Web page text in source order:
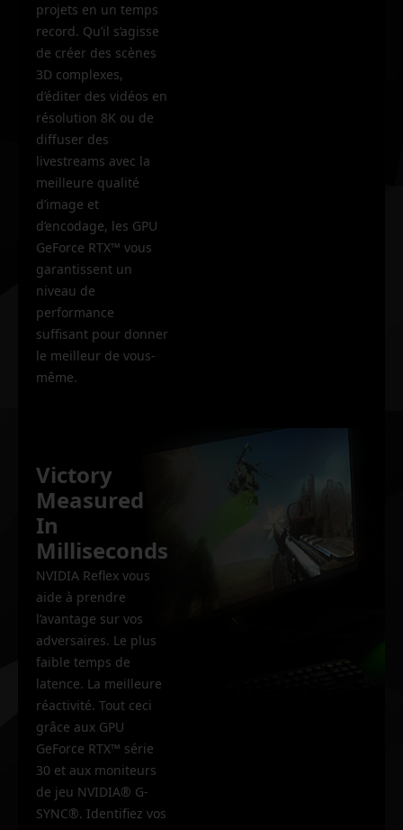
projets en un temps
record. Qu’il s’agisse
de créer des scènes
3D complexes,
d’éditer des vidéos en
résolution 8K ou de
diffuser des
livestreams avec la
meilleure qualité
d’image et
d’encodage, les GPU
GeForce RTX™ vous
garantissent un
niveau de
performance
suffisant pour donner
le meilleur de vous-
même.
Victory
Measured
In
Milliseconds
NVIDIA Reflex vous
aide à prendre
l’avantage sur vos
adversaires. Le plus
faible temps de
latence. La meilleure
réactivité. Tout ceci
grâce aux GPU
GeForce RTX™ série
30 et aux moniteurs
de jeu NVIDIA® G-
SYNC®. Identifiez vos